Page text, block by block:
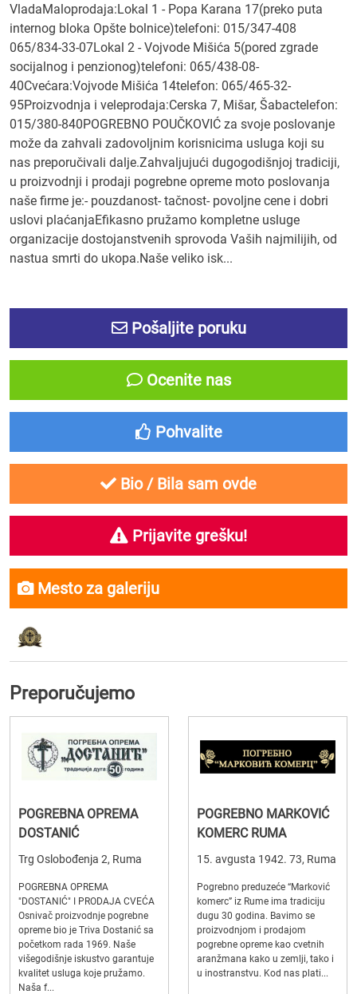
VladaMaloprodaja:Lokal 1 - Popa Karana 17(preko puta
internog bloka Opšte bolnice)telefoni: 015/347-408
065/834-33-07Lokal 2 - Vojvode Mišića 5(pored zgrade
socijalnog i penzionog)telefoni: 065/438-08-
40Cvećara:Vojvode Mišića 14telefon: 065/465-32-
95Proizvodnja i veleprodaja:Cerska 7, Mišar, Šabactelefon:
015/380-840POGREBNO POUČKOVIĆ za svoje poslovanje
može da zahvali zadovoljnim korisnicima usluga koji su
nas preporučivali dalje.Zahvaljujući dugogodišnjoj tradiciji,
u proizvodnji i prodaji pogrebne opreme moto poslovanja
naše firme je:- pouzdanost- tačnost- povoljne cene i dobri
uslovi plaćanjaEfikasno pružamo kompletne usluge
organizacije dostojanstvenih sprovoda Vaših najmilijih, od
nastua smrti do ukopa.Naše veliko isk...
Pošaljite poruku
Ocenite nas
Pohvalite
Bio / Bila sam ovde
Prijavite grešku!
Mesto za galeriju
Preporučujemo
POGREBNA OPREMA
DOSTANIĆ
Trg Oslobođenja 2, Ruma
POGREBNA OPREMA
"DOSTANIĆ" I PRODAJA CVEĆA
Osnivač proizvodnje pogrebne
opreme bio je Triva Dostanić sa
početkom rada 1969. Naše
višegodišnje iskustvo garantuje
kvalitet usluga koje pružamo.
Naša f...
POGREBNO MARKOVIĆ
KOMERC RUMA
15. avgusta 1942. 73, Ruma
Pogrebno preduzeće “Marković
komerc” iz Rume ima tradiciju
dugu 30 godina. Bavimo se
proizvodnjom i prodajom
pogrebne opreme kao cvetnih
aranžmana kako u zemlji, tako i
u inostranstvu. Kod nas plati...